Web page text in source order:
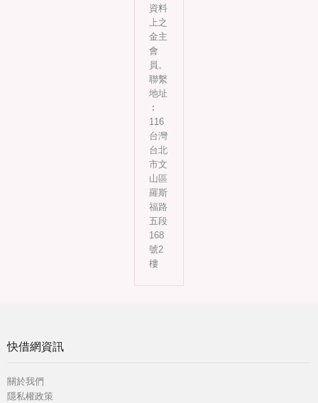
資料
上之
金主
會
員。
聯繫
地址
︰
116
台灣
台北
市文
山區
羅斯
福路
五段
168
號2
樓
快借網資訊
關於我們
隱私權政策